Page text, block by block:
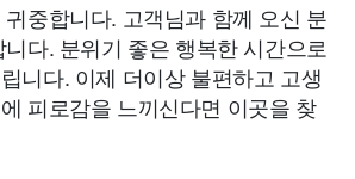
중합니다. 고객님과 함께 오신 분
다. 분위기 좋은 행복한 시간으로
니다. 이제 더이상 불편하고 고생
피로감을 느끼신다면 이곳을 찾